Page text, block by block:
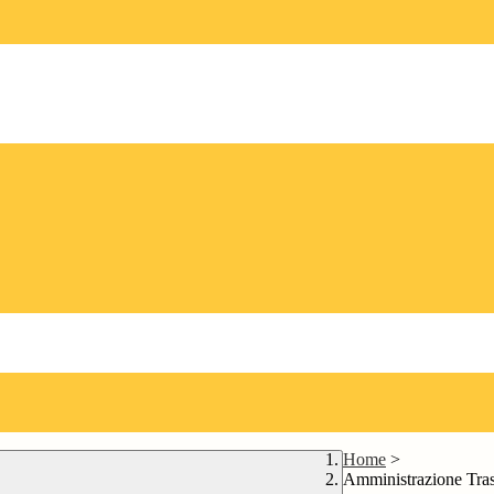
Home >
Amministrazione